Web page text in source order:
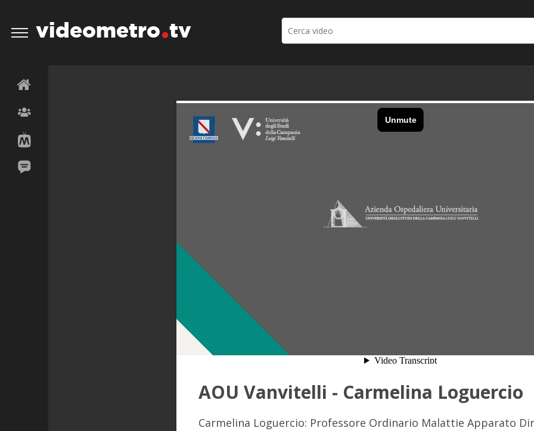
videometro tv
AOU Vanvitelli - Carmelina Loguercio
Carmelina Loguercio: Professore Ordinario Malattie Apparato